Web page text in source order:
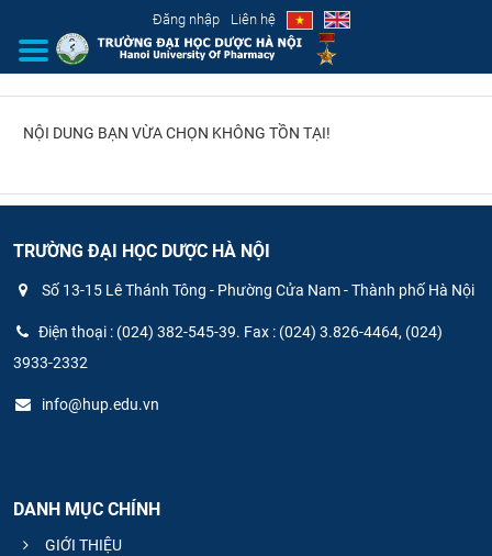
Đăng nhập Liên hệ
GIỚI THIỆU
CƠ CẤU TỔ CHỨC
TUYỂN SINH
ĐẢM BẢO CHẤT LƯỢNG
KHOA HỌC CÔNG NGHỆ
CỰU NGƯỜI HỌC
NỘI DUNG BẠN VỪA CHỌN KHÔNG TỒN TẠI!
TRƯỜNG ĐẠI HỌC DƯỢC HÀ NỘI
Số 13-15 Lê Thánh Tông - Phường Cửa Nam - Thành phố Hà Nội
Điện thoại : (024) 382-545-39. Fax : (024) 3.826-4464, (024)
3933-2332
info@hup.edu.vn
DANH MỤC CHÍNH
GIỚI THIỆU